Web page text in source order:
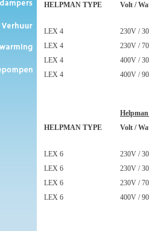
HELPMAN TYPE
Volt /
LEX 4
230V /
LEX 4
230V /
LEX 4
400V /
LEX 4
400V /
HELPMAN TYPE
Volt /
LEX 6
230V /
LEX 6
230V /
LEX 6
230V /
LEX 6
400V /